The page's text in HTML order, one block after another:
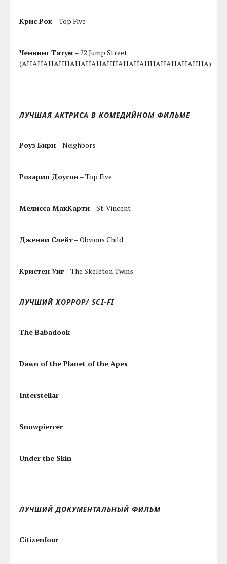
Крис Рок– Top Five
Ченнинг Татум– 22 Jump Street
(AHAHAHAHHAHAHAHAHHAHAHAHHAHAHAHAHHA)
ЛУЧШАЯ АКТРИСА В КОМЕДИЙНОМ ФИЛЬМЕ
Роуз Бирн– Neighbors
Розарио Доусон– Top Five
Мелисса МакКарти– St. Vincent
Дженни Слейт– Obvious Child
Кристен Уиг– The Skeleton Twins
ЛУЧШИЙ ХОРРОР/ SCI-FI
The Babadook
Dawn of the Planet of the Apes
Interstellar
Snowpiercer
Under the Skin
ЛУЧШИЙ ДОКУМЕНТАЛЬНЫЙ ФИЛЬМ
Citizenfour